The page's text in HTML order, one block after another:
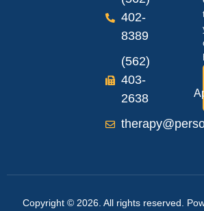
402-
8389
(562)
403-
2638
Copyright © 2026. All rights reserved.